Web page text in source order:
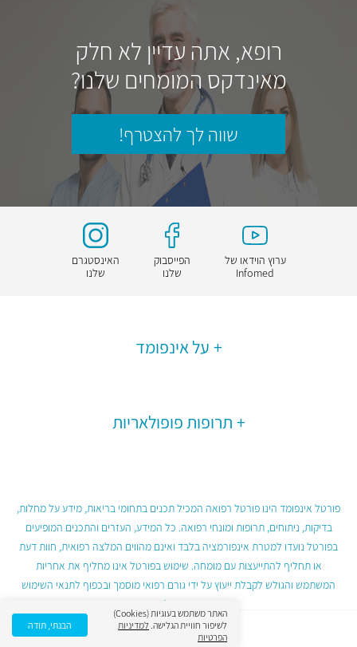
רופא, אתה עדיין לא חלק
מאינדקס המומחים שלנו?
שווה לך להצטרף!
ערוץ הוידאו של
Infomed
הפייסבוק
שלנו
האינסטגרם
שלנו
על אינפומד
תרופות פופולאריות
פורטל אינפומד הינו פורטל רפואה המכיל תכנים בתחומי בריאות, מידע על מחלות,
בדיקות, ניתוחים, תרופות ומונחי רפואה. כל המידע, העזרים והתכנים המופיעים
בפורטל נועדו למטרת אינפורמציה בלבד ואינם מהווים המלצה רפואית, חוות דעת
או תחליף להתייעצות עם מומחה. שימוש בפורטל אינו מחליף את אחריות
המשתמש והגולש לקבלת ייעוץ על ידי גורם רפואי מוסמך ובכפוף לתנאי השימוש
בפורטל.
האתר משתמש בעוגיות (Cookies)
לשיפור חוויית הגלישה. למדיניות
הפרטיות
הבנתי, תודה